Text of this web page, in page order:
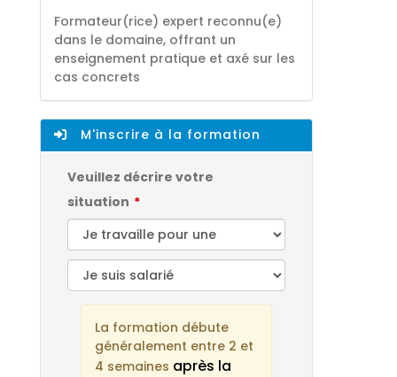
Formateur(rice) expert reconnu(e)
dans le domaine, offrant un
enseignement pratique et axé sur les
cas concrets
M'inscrire à la formation
Veuillez décrire votre
situation
La formation débute
généralement entre 2 et
4 semaines après la